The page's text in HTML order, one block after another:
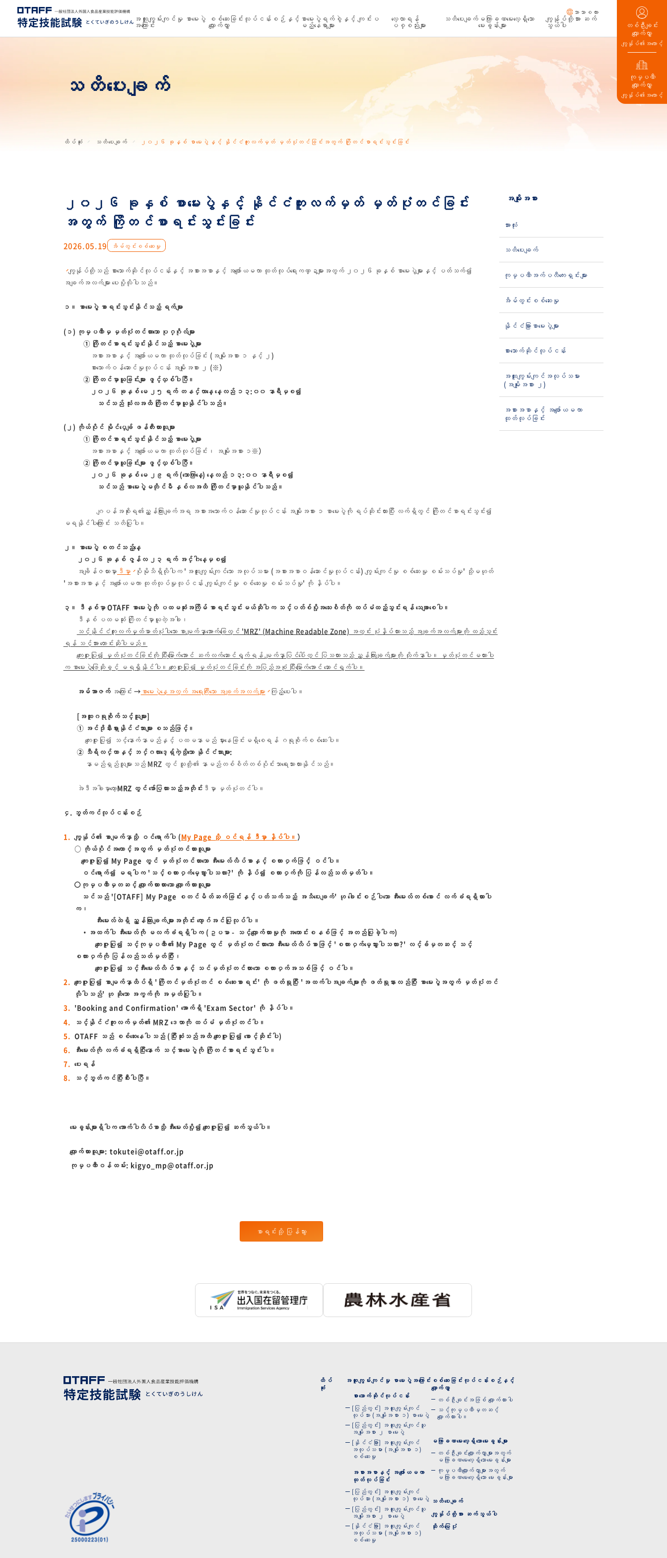
ဘာသာစကား
အထူးကျွမ်းကျင်မှု စာမေးပွဲ
အကြောင်း
စစ်ဆေးခြင်းလုပ်ငန်းစဉ်နှင့်
လျှောက်လွှာ
စာမေးပွဲရက်စွဲနှင့် ကျင်းပ
မည့်နေရာများ
လေ့လာရန်
ပစ္စည်းများ
သတိပေးချက် မကြာခဏမေးလေ့ရှိသော
မေးခွန်းများ
ကျွန်ုပ်တို့အား ဆက်
သွယ်ပါ
တစ်ဦးချင်း
လျှောက်လွှာ
ကျွန်ုပ်၏အကောင့်
ကုမ္ပဏီ
လျှောက်လွှာ
ကျွန်ုပ်၏အကောင့်
သတိပေးချက်
ထိပ်ဆုံး သတိပေးချက် ၂၀၂၆ ခုနှစ် စာမေးပွဲနှင့် နိုင်ငံကူးလက်မှတ် မှတ်ပုံတင်ခြင်းအတွက် ကြိုတင်စာရင်းသွင်းခြင်း
၂၀၂၆ ခုနှစ် စာမေးပွဲနှင့် နိုင်ငံကူးလက်မှတ် မှတ်ပုံတင်ခြင်း
အတွက် ကြိုတင်စာရင်းသွင်းခြင်း
2026.05.19 အိမ်တွင်းစစ်ဆေးမှု
ကျွန်ုပ်တို့သည် စားသောက်ဆိုင်လုပ်ငန်းနှင့် အစားအစာနှင့် အဖျော်ယမကာ ထုတ်လုပ်ရေးကဏ္ဍများအတွက် ၂၀၂၆ ခုနှစ် စာမေးပွဲများနှင့် ပတ်သက်၍
အချက်အလက်များ ပေးပို့လိုပါသည်။
၁။ စာမေးပွဲ စာရင်းသွင်းနိုင်သည့် ရက်များ
(၁) ကုမ္ပဏီမှ မှတ်ပုံတင်ထားသော ပုဂ္ဂိုလ်များ
① ကြိုတင်စာရင်းသွင်းနိုင်သည့် စာမေးပွဲများ
အစားအစာနှင့် အဖျော်ယမကာ ထုတ်လုပ်ခြင်း (အမျိုးအစား ၁ နှင့် ၂)
စားသောက်ဝန်ဆောင်မှုလုပ်ငန်း အမျိုးအစား ၂ (※）
② ကြိုတင်မှာယူခြင်းများ ဖွင့်လှစ်ပါပြီ။
၂၀၂၆ ခုနှစ် မေ ၂၅ ရက် တနင်္လာနေ့ နေ့လည် ၁၃:၀၀ နာရီမှစ၍
သင်သည် သုံးလအထိ ကြိုတင်မှာယူနိုင်ပါသည်။
(၂) ကိုယ်ပိုင် မိုင်ပေ့ချ် ဖန်တီးထားသူများ
① ကြိုတင်စာရင်းသွင်းနိုင်သည့် စာမေးပွဲများ
အစားအစာနှင့် အဖျော်ယမကာ ထုတ်လုပ်ခြင်း၊ အမျိုးအစား ၁ ※）
② ကြိုတင်မှာယူခြင်းများ ဖွင့်လှစ်ပါပြီ။
၂၀၂၆ ခုနှစ် မေ ၂၉ ရက် (သောကြာနေ့) နေ့လည် ၁၃:၀၀ နာရီမှစ၍
သင်သည် စာမေးပွဲမတိုင်မီ နှစ်လအထိ ကြိုတင်မှာယူနိုင်ပါသည်။
ဂျပန်အစိုးရ၏ညွှန်ကြားချက်အရ အစားအသောက်ဝန်ဆောင်မှုလုပ်ငန်း အမျိုးအစား ၁ စာမေးပွဲကို ရပ်ဆိုင်းထားပြီး လက်ရှိတွင် ကြိုတင်စာရင်းသွင်း၍
မရနိုင်ပါကြောင်း သတိပြုပါ။
၂။ စာမေးပွဲ စတင်သည့်နေ့
၂၀၂၆ ခုနှစ် ဇွန်လ ၂၃ ရက် အင်္ဂါနေ့မှစ၍
အချိန်ဇယားမှာ ဒီမှာ
ပိုမိုသိရှိလိုပါက 'အထူးကျွမ်းကျင်သော အလုပ်သမား (အစားအစာဝန်ဆောင်မှုလုပ်ငန်း) ကျွမ်းကျင်မှု စစ်ဆေးမှု စမ်းသပ်မှု' သို့မဟုတ်
'အစားအစာနှင့် အဖျော်ယမကာ ထုတ်လုပ်မှုလုပ်ငန်း ကျွမ်းကျင်မှု စစ်ဆေးမှု စမ်းသပ်မှု' ကို နှိပ်ပါ။
၃။ ဒီနှစ်မှာ OTAFF စာမေးပွဲကို ပထမဆုံးအကြိမ် စာရင်းသွင်းမယ်ဆိုပါက သင့်ပတ်စ်ပို့အသေးစိတ်ကို ထပ်မံထည့်သွင်းရန် သေချာစေပါ။
ဒီနှစ် ပထမဆုံး ကြိုတင်မှာယူတဲ့အခါ၊
သင့်နိုင်ငံကူးလက်မှတ်ဓာတ်ပုံပါသော စာမျက်နှာအောက်ခြေတွင် 'MRZ' (Machine Readable Zone) အတွင်း ပုံနှိပ်ထားသည့် အချက်အလက်များကို ထည့်သွင်း
ရန် သင့်အား တောင်းဆိုပါမည်။
ကျေးဇူးပြု၍ မှတ်ပုံတင်ခြင်းကို ပြီးမြောက်အောင် ဆက်လက်ဆောင်ရွက်ရန် မျက်နှာပြင်ပေါ်တွင် ပြသထားသည့် ညွှန်ကြားချက်များကို လိုက်နာပါ။ မှတ်ပုံတင်မထားပါ
က စာမေးပွဲဖြေဆိုခွင့် မရရှိနိုင်ပါ။ ကျေးဇူးပြု၍ မှတ်ပုံတင်ခြင်းကို အပြည့်အစုံ ပြီးမြောက်အောင် ဆောင်ရွက်ပါ။
အမ်အာဇက်အကြောင်း → စာမေးပွဲနေ့အတွက် အရေးကြီးသော အချက်အလက်များ ကြည့်ပေးပါ။
[အထူးဂရုစိုက်သင့်သူများ]
① အင်ဒိုနီးရှားနိုင်ငံသားများ စသည်ဖြင့်။
ကျေးဇူးပြု၍ သင့်နောက်နာမည်နှင့် ပထမနာမည် မှားနေခြင်းမရှိစေရန် ဂရုစိုက်စစ်ဆေးပါ။
② သီရိလင်္ကာနှင့် ဘင်္ဂလားဒေ့ရှ်ကဲ့သို့သော နိုင်ငံသားများ:
နာမည်ရှည်သူများသည် MRZ တွင် သူတို့၏ နာမည်တစ်စိတ်တစ်ပိုင်းသာရေးသားထားနိုင်သည်။
အဲဒီအခါမှာတော့MRZ တွင် ဖော်ပြထားသည့်အတိုင်း ဒီမှာ မှတ်ပုံတင်ပါ။
၄. ဘွတ်ကင်လုပ်ငန်းစဉ်
ကျွန်ုပ်၏ စာမျက်နှာသို့ ဝင်ရောက်ပါ (My Page သို့ ဝင်ရန် ဒီမှာ နှိပ်ပါ။ ）
○ ကိုယ်ပိုင်အကောင့်အတွက် မှတ်ပုံတင်ထားသူများ
ကျေးဇူးပြု၍ My Page တွင် မှတ်ပုံတင်ထားသော အီးမေးလ်လိပ်စာနှင့် စကားဝှက်ဖြင့် ဝင်ပါ။
ဝင်ရောက်၍ မရပါက 'သင့်စကားဝှက်မေ့သွားပါသလား?' ကို နှိပ်၍ စကားဝှက်ကို ပြန်လည်သတ်မှတ်ပါ။
〇ကုမ္ပဏီမှတဆင့် လျှောက်ထားထားသော လျှောက်ထားသူများ
သင်သည် '[OTAFF] My Page စတင်မိတ်ဆက်ခြင်းနှင့်ပတ်သက်သည့် အသိပေးချက်' ဟု ခေါင်းစဉ်ပါသော အီးမေးလ်တစ်စောင် လက်ခံရရှိထားပါ
က၊
အီးမေးလ်ထဲရှိ ညွှန်ကြားချက်များအတိုင်း လော့ဂ်အင်ပြုလုပ်ပါ။
・အထက်ပါ အီးမေးလ်ကို မလက်ခံရရှိပါက (ဥပမာ - သင့်လျှောက်ထားမှုကို အဟောင်းစနစ်ဖြင့် အတည်ပြုခဲ့ပါက)
ကျေးဇူးပြု၍ သင့်ကုမ္ပဏီ၏ My Page တွင် မှတ်ပုံတင်ထားသော အီးမေးလ်လိပ်စာဖြင့် 'စကားဝှက်မေ့သွားပါသလား?' လင့်ခ်မှတဆင့် သင့်
စကားဝှက်ကို ပြန်လည်သတ်မှတ်ပြီး၊
ကျေးဇူးပြု၍ သင့်အီးမေးလ်လိပ်စာနှင့် သင်မှတ်ပုံတင်ထားသော စကားဝှက်အသစ်ဖြင့် ဝင်ပါ။
ကျေးဇူးပြု၍ စာမျက်နှာထိပ်ရှိ 'ကြိုတင်မှတ်ပုံတင် စစ်ဆေးစာရင်း' ကို ဖတ်ရှုပြီး 'အထက်ပါအချက်များကို ဖတ်ရှုနားလည်ပြီး စာမေးပွဲအတွက် မှတ်ပုံတင်
လိုပါသည်' ဟု ဆိုသော အကွက်ကို အမှတ်ပြုပါ။
'Booking and Confirmation' အောက်ရှိ 'Exam Sector' ကို နှိပ်ပါ။
သင့်နိုင်ငံကူးလက်မှတ်၏ MRZ ဒေတာကို ထပ်မံ မှတ်ပုံတင်ပါ။
OTAFF သည် စစ်ဆေးနေပါသည် (ပြီးဆုံးသည်အထိ ကျေးဇူးပြု၍ စောင့်ဆိုင်းပါ)
အီးမေးလ်ကို လက်ခံရရှိပြီးနောက် သင့်စာမေးပွဲကို ကြိုတင်စာရင်းသွင်းပါ။
ပေးရန်
သင့်ဘွတ်ကင်ပြီးစီးပါပြီ။
မေးခွန်းများရှိပါက အောက်ပါလိပ်စာသို့ အီးမေးလ်ပို့၍ ကျေးဇူးပြု၍ ဆက်သွယ်ပါ။
လျှောက်ထားသူများ: tokutei@otaff.or.jp
ကုမ္ပဏီဝန်ထမ်း: kigyo_mp@otaff.or.jp
စာရင်းသို့ ပြန်သွား
အမျိုးအစား
အားလုံး
သတိပေးချက်
ကုမ္ပဏီအက်ပလီကေးရှင်းများ
အိမ်တွင်းစစ်ဆေးမှု
နိုင်ငံခြားစာမေးပွဲများ
စားသောက်ဆိုင်လုပ်ငန်း
အထူးကျွမ်းကျင်အလုပ်သမား
(အမျိုးအစား ၂)
အစားအစာနှင့် အဖျော်ယမကာ
ထုတ်လုပ်ခြင်း
ထိပ်
ဆုံး
အထူးကျွမ်းကျင်မှု စာမေးပွဲအကြောင်း
စားသောက်ဆိုင်လုပ်ငန်း
[ပြည်တွင်း] အထူးကျွမ်းကျင်
လုပ်သား (အမျိုးအစား ၁) စာမေးပွဲ
[ပြည်တွင်း] အထူးကျွမ်းကျင်သူ
အမျိုးအစား ၂ စာမေးပွဲ
[နိုင်ငံခြား] အထူးကျွမ်းကျင်
အလုပ်သမား (အမျိုးအစား ၁)
စစ်ဆေးမှု
အစားအစာနှင့် အဖျော်ယမကာ
ထုတ်လုပ်ခြင်း
[ပြည်တွင်း] အထူးကျွမ်းကျင်
လုပ်သား (အမျိုးအစား ၁) စာမေးပွဲ
[ပြည်တွင်း] အထူးကျွမ်းကျင်သူ
အမျိုးအစား ၂ စာမေးပွဲ
[နိုင်ငံခြား] အထူးကျွမ်းကျင်
အလုပ်သမား (အမျိုးအစား ၁)
စစ်ဆေးမှု
စစ်ဆေးခြင်းလုပ်ငန်းစဉ်နှင့်
လျှောက်လွှာ
တစ်ဦးချင်းအဖြစ် လျှောက်ထားပါ
သင့်ကုမ္ပဏီမှတဆင့်
လျှောက်ထားပါ။
မကြာခဏမေးလေ့ရှိသောမေးခွန်းများ
တစ်ဦးချင်းလျှောက်လွှာများအတွက်
မကြာခဏမေးလေ့ရှိသောမေးခွန်းများ
ကုမ္ပဏီလျှောက်လွှာများအတွက်
မကြာခဏမေးလေ့ရှိသော မေးခွန်းများ
သတိပေးချက်
ကျွန်ုပ်တို့အား ဆက်သွယ်ပါ
ဆိုက်မြေပုံ